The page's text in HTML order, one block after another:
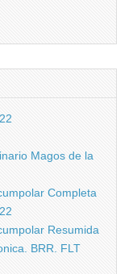
Magos de la
Completa
Resumida
BRR. FLT